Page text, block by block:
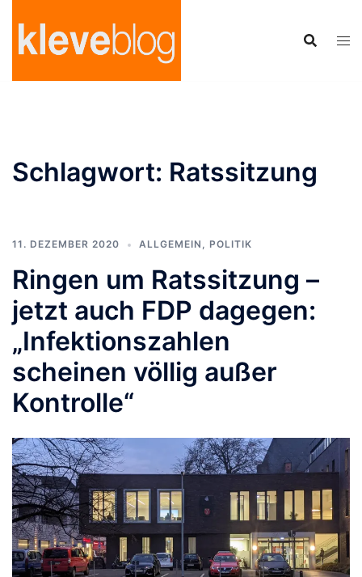
Inhalt
springen
Schlagwort: Ratssitzung
11. DEZEMBER 2020 ALLGEMEIN , POLITIK
Ringen um Ratssitzung –
jetzt auch FDP dagegen:
„Infektionszahlen
scheinen völlig außer
Kontrolle“